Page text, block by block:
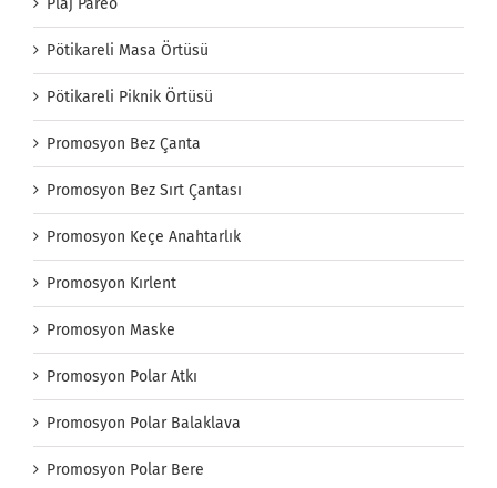
Plaj Pareo
Pötikareli Masa Örtüsü
Pötikareli Piknik Örtüsü
Promosyon Bez Çanta
Promosyon Bez Sırt Çantası
Promosyon Keçe Anahtarlık
Promosyon Kırlent
Promosyon Maske
Promosyon Polar Atkı
Promosyon Polar Balaklava
Promosyon Polar Bere